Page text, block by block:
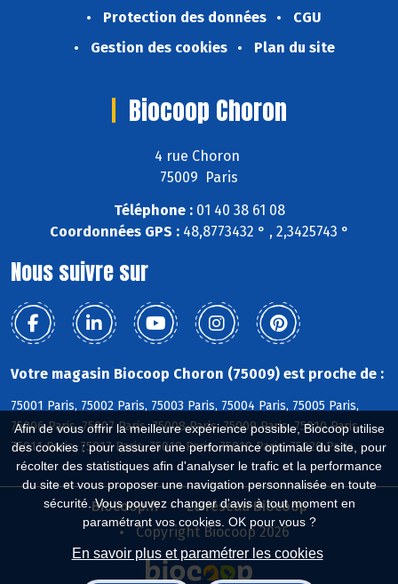
Afin de vous offrir la meilleure expérience possible, Biocoop utilise
des cookies : pour assurer une performance optimale du site, pour
récolter des statistiques afin d'analyser le trafic et la performance
du site et vous proposer une navigation personnalisée en toute
sécurité. Vous pouvez changer d'avis à tout moment en
paramétrant vos cookies. OK pour vous ?
En savoir plus et paramétrer les cookies
Protection des données
CGU
Gestion des cookies
Plan du site
Biocoop Choron
4 rue Choron
75009 Paris
Téléphone :01 40 38 61 08
Coordonnées GPS :48,8773432 ° , 2,3425743 °
Nous suivre sur
Votre magasin Biocoop Choron (75009) est proche de :
75001 Paris, 75002 Paris, 75003 Paris, 75004 Paris, 75005 Paris,
75006 Paris, 75007 Paris, 75008 Paris, 75009 Paris, 75010 Paris,
75011 Paris, 75017 Paris, 75018 Paris, 75019 Paris, 75020 Paris
Biocoop.fr
Le réseau Biocoop
Copyright Biocoop 2026